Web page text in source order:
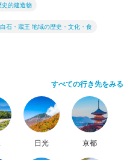
史的建造物
白石・蔵王 地域の歴史・文化・食
すべての行き先をみる
日光 京都